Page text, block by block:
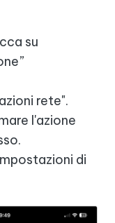
su
rete".
l'azione
di